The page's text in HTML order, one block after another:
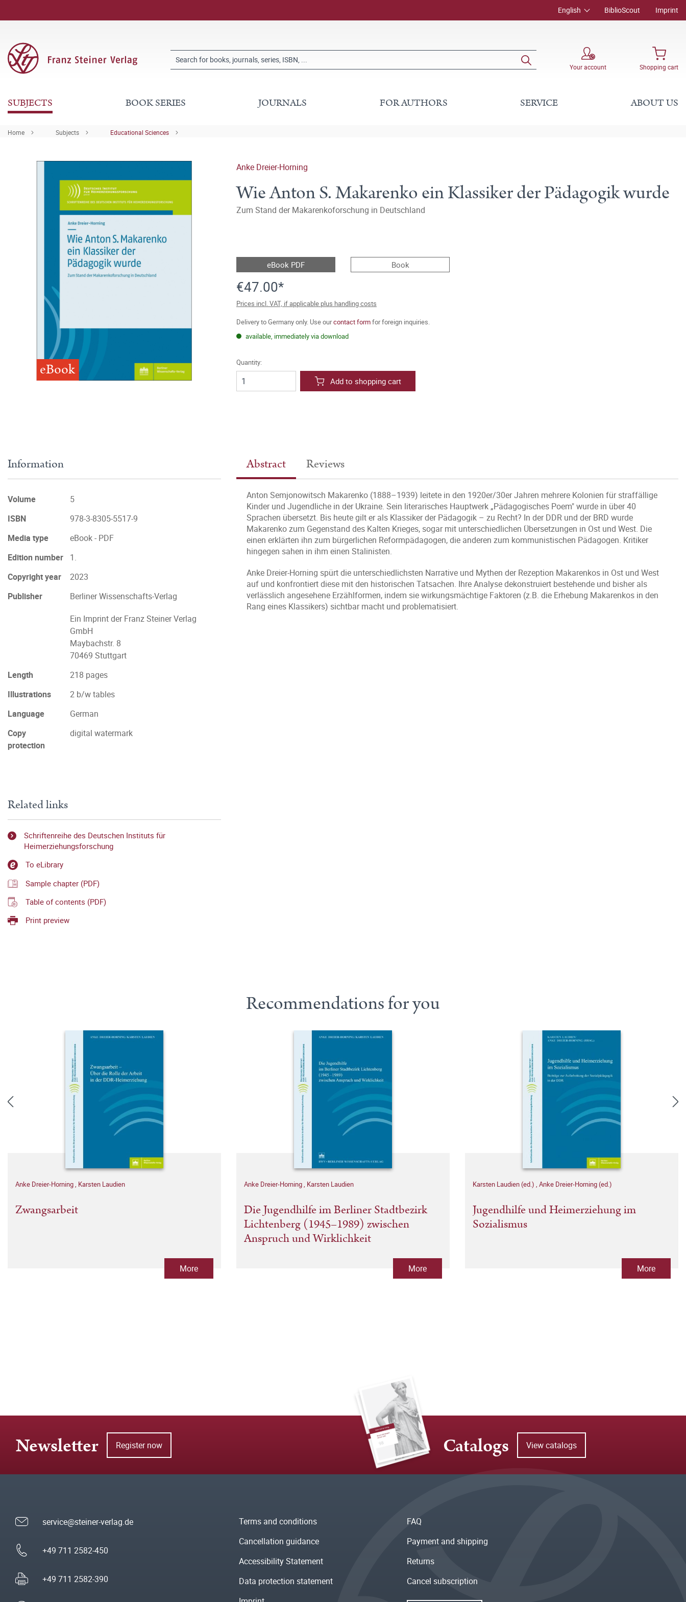
English BiblioScout Imprint
Your account Shopping cart
SUBJECTS BOOK SERIES JOURNALS FOR AUTHORS SERVICE ABOUT US
Home Subjects Educational Sciences
eBook
Anke Dreier-Horning
Wie Anton S. Makarenko ein Klassiker der Pädagogik wurde
Zum Stand der Makarenkoforschung in Deutschland
eBook PDF Book
€47.00*
Prices incl. VAT, if applicable plus handling costs
Delivery to Germany only. Use ourcontact formfor foreign inquiries.
available, immediately via download
Quantity:
Add to shopping cart
Abstract Reviews
Anton Semjonowitsch Makarenko (1888–1939) leitete in den 1920er/30er Jahren mehrere Kolonien für straffällige
Kinder und Jugendliche in der Ukraine. Sein literarisches Hauptwerk „Pädagogisches Poem" wurde in über 40
Sprachen übersetzt. Bis heute gilt er als Klassiker der Pädagogik – zu Recht? In der DDR und der BRD wurde
Makarenko zum Gegenstand des Kalten Krieges, sogar mit unterschiedlichen Übersetzungen in Ost und West. Die
einen erklärten ihn zum bürgerlichen Reformpädagogen, die anderen zum kommunistischen Pädagogen. Kritiker
hingegen sahen in ihm einen Stalinisten.
Anke Dreier-Horning spürt die unterschiedlichsten Narrative und Mythen der Rezeption Makarenkos in Ost und West
auf und konfrontiert diese mit den historischen Tatsachen. Ihre Analyse dekonstruiert bestehende und bisher als
verlässlich angesehene Erzählformen, indem sie wirkungsmächtige Faktoren (z.B. die Erhebung Makarenkos in den
Rang eines Klassikers) sichtbar macht und problematisiert.
Information
Volume
5
ISBN
978-3-8305-5517-9
Media type
eBook - PDF
Edition number
1.
Copyright year
2023
Publisher
Berliner Wissenschafts-Verlag
Ein Imprint der Franz Steiner Verlag
GmbH
Maybachstr. 8
70469 Stuttgart
Length
218 pages
Illustrations
2 b/w tables
Language
German
Copy
protection
digital watermark
Related links
Schriftenreihe des Deutschen Instituts für
Heimerziehungsforschung
To eLibrary
Sample chapter (PDF)
Table of contents (PDF)
Print preview
Recommendations for you
Anke Dreier-Horning, Karsten Laudien
Zwangsarbeit
More
Anke Dreier-Horning, Karsten Laudien
Die Jugendhilfe im Berliner Stadtbezirk
Lichtenberg (1945–1989) zwischen
Anspruch und Wirklichkeit
More
Karsten Laudien (ed.) , Anke Dreier-Horning (ed.)
Jugendhilfe und Heimerziehung im
Sozialismus
More
Newsletter Register now Catalogs View catalogs
service@steiner-verlag.de
+49 711 2582-450
+49 711 2582-390
Terms and conditions
Cancellation guidance
Accessibility Statement
Data protection statement
FAQ
Payment and shipping
Returns
Cancel subscription